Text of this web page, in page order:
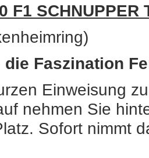
F1 SCHNUPPER
die Faszination
Einweisung
nehmen Sie
Sofort nimmt